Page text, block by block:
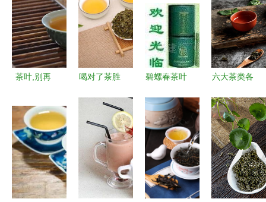
茶叶,别再
茶要按这四
个标准来
喝对了茶胜
68种茶类的
功效大全送
给你，建议
收藏
碧螺春茶叶
值得提前预
定
六大茶类各
得这些你才
会品茶